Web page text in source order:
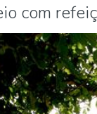
com